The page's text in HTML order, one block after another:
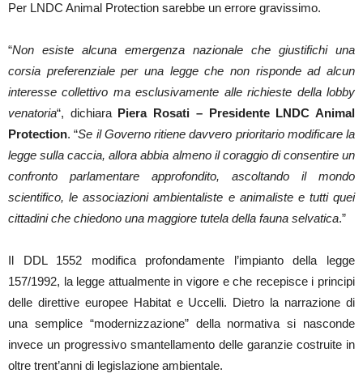
Per LNDC Animal Protection sarebbe un errore gravissimo.
“Non esiste alcuna emergenza nazionale che giustifichi una
corsia preferenziale per una legge che non risponde ad alcun
interesse collettivo ma esclusivamente alle richieste della lobby
venatoria“, dichiara Piera Rosati – Presidente LNDC Animal
Protection. “Se il Governo ritiene davvero prioritario modificare la
legge sulla caccia, allora abbia almeno il coraggio di consentire un
confronto parlamentare approfondito, ascoltando il mondo
scientifico, le associazioni ambientaliste e animaliste e tutti quei
cittadini che chiedono una maggiore tutela della fauna selvatica.”
Il DDL 1552 modifica profondamente l’impianto della legge
157/1992, la legge attualmente in vigore e che recepisce i principi
delle direttive europee Habitat e Uccelli. Dietro la narrazione di
una semplice “modernizzazione” della normativa si nasconde
invece un progressivo smantellamento delle garanzie costruite in
oltre trent’anni di legislazione ambientale.